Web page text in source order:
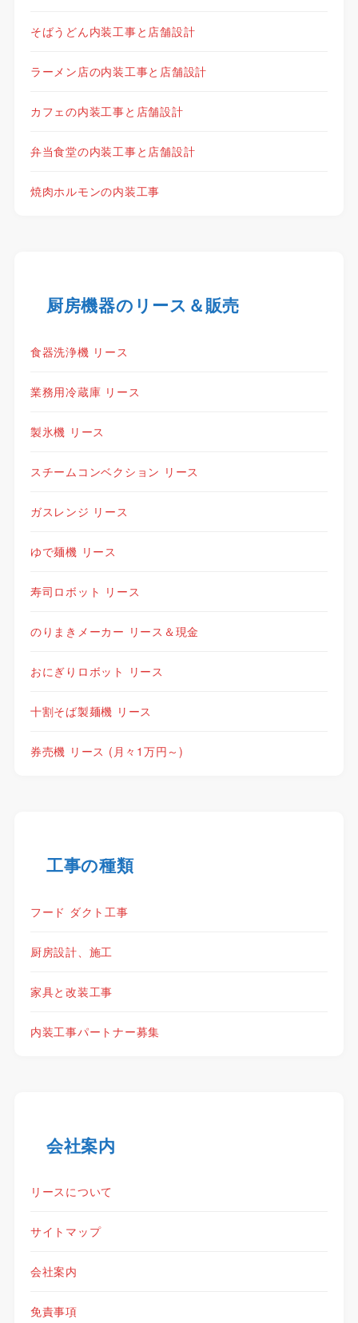
そばうどん内装工事と店舗設計
ラーメン店の内装工事と店舗設計
カフェの内装工事と店舗設計
弁当食堂の内装工事と店舗設計
焼肉ホルモンの内装工事
厨房機器のリース＆販売
食器洗浄機 リース
業務用冷蔵庫 リース
製氷機 リース
スチームコンベクション リース
ガスレンジ リース
ゆで麺機 リース
寿司ロボット リース
のりまきメーカー リース＆現金
おにぎりロボット リース
十割そば製麺機 リース
券売機 リース (月々1万円～)
工事の種類
フード ダクト工事
厨房設計、施工
家具と改装工事
内装工事パートナー募集
会社案内
リースについて
サイトマップ
会社案内
免責事項